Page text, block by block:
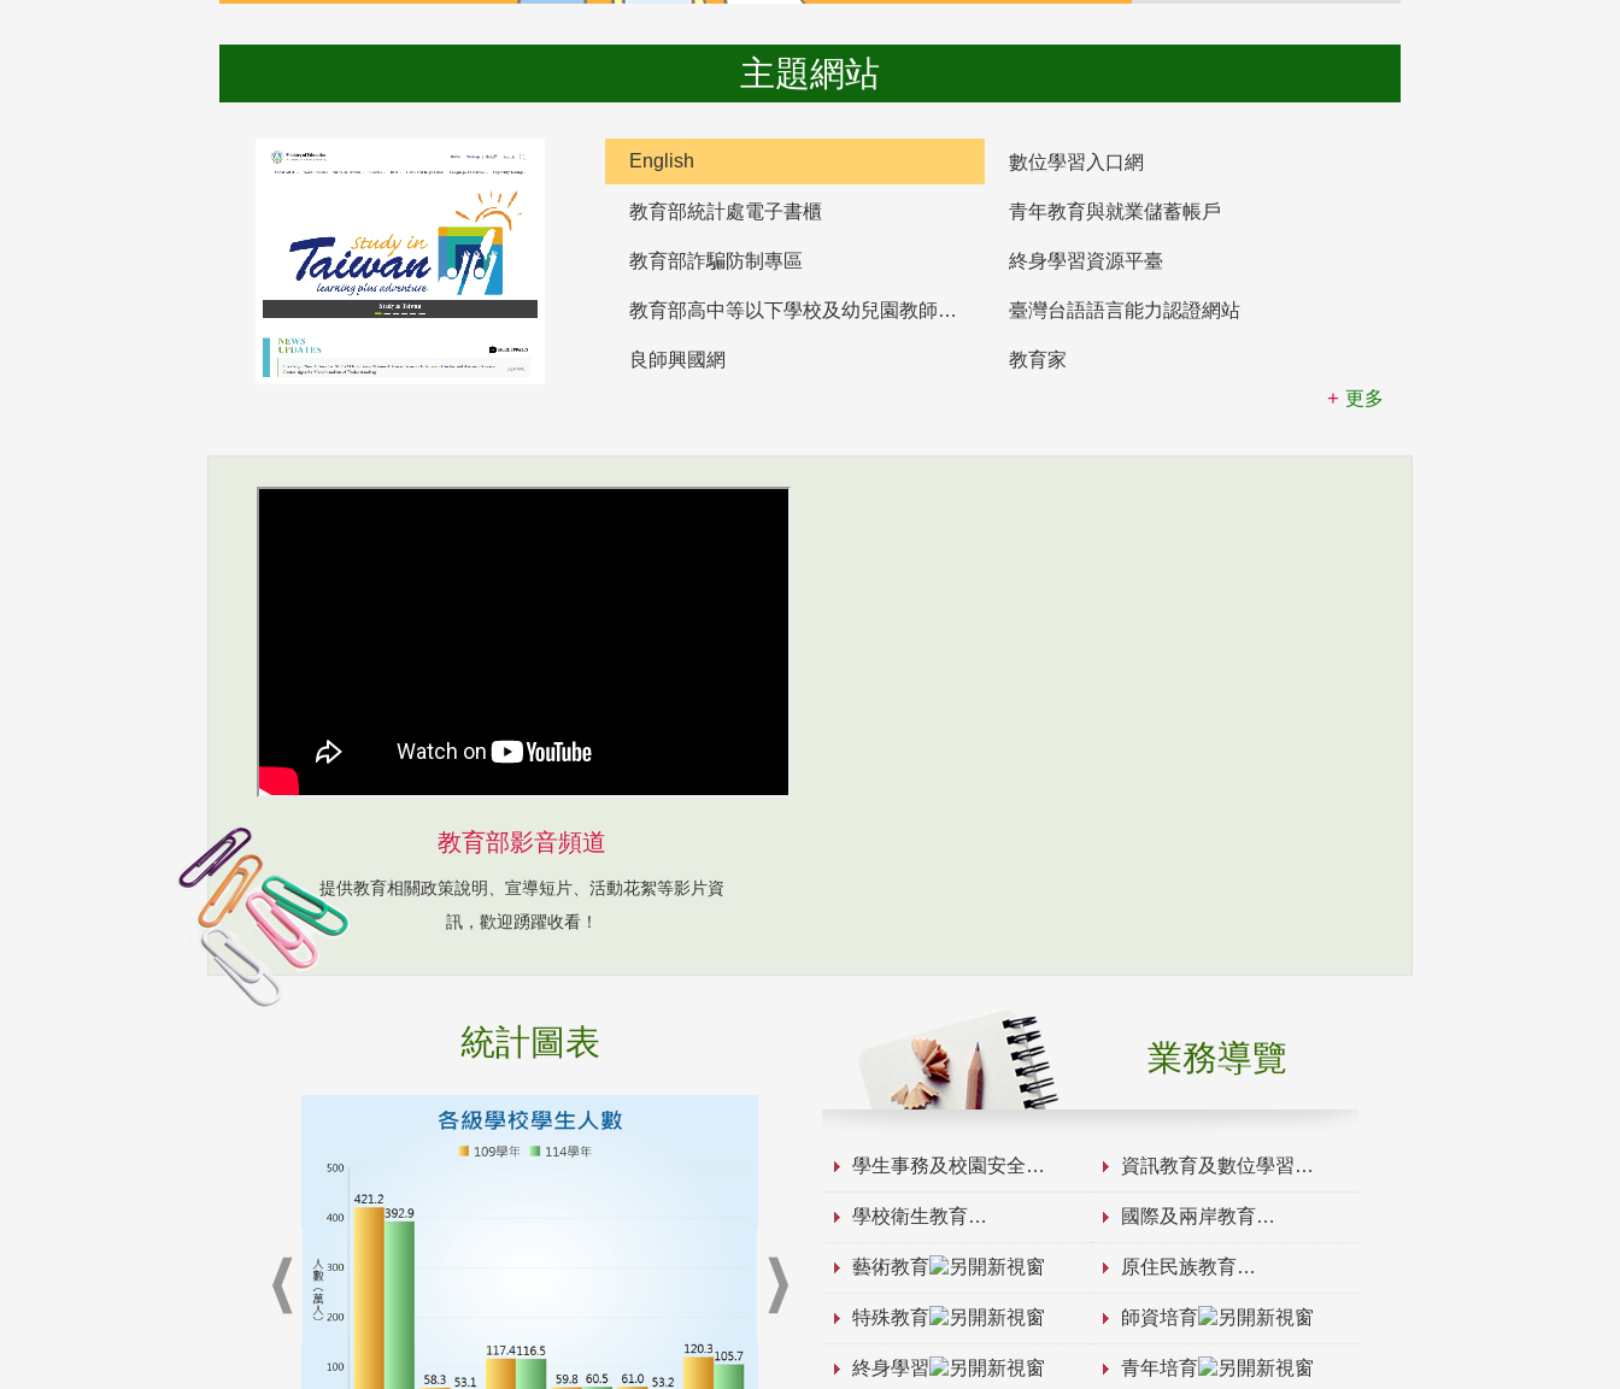
主題網站
English 數位學習入口網
教育部統計處電子書櫃 青年教育與就業儲蓄帳戶
教育部詐騙防制專區 終身學習資源平臺
教育部高中等以下學校及幼兒園教師資格檢定考試 臺灣台語語言能力認證網站
良師興國網
教育家
更多
教育部影音頻道
提供教育相關政策說明、宣導短片、活動花絮等影片資
訊，歡迎踴躍收看！
統計圖表 業務導覽
學生事務及校園安全 資訊教育及數位學習
學校衛生教育 國際及兩岸教育
藝術教育 原住民族教育
特殊教育 師資培育
終身學習 青年培育